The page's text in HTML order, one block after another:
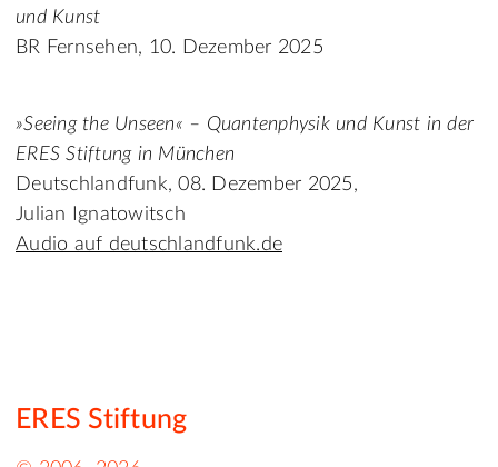
und Kunst
BR Fernsehen, 10. Dezember 2025
»Seeing the Unseen« – Quantenphysik und Kunst in der
ERES Stiftung in München
Deutschlandfunk, 08. Dezember 2025,
Julian Ignatowitsch
Audio auf deutschlandfunk.de
ERES Stiftung